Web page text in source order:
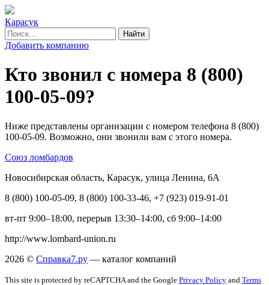
Карасук
Найти
Добавить компанию
Кто звонил с номера 8 (800)
100-05-09?
Ниже представлены организации с номером телефона 8 (800)
100-05-09. Возможно, они звонили вам с этого номера.
Союз ломбардов
Новосибирская область, Карасук, улица Ленина, 6А
8 (800) 100-05-09, 8 (800) 100-33-46, +7 (923) 019-91-01
вт-пт 9:00–18:00, перерыв 13:30–14:00, сб 9:00–14:00
http://www.lombard-union.ru
2026 © Справка7.ру — каталог компаний
This site is protected by reCAPTCHA and the Google Privacy Policy and Terms